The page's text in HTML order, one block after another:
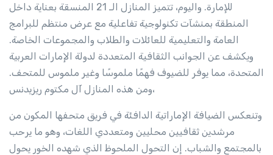
للإمارة.
واليوم، تتميز المنازل الـ 21 المنسقة بعناية داخل
المنطقة بمنشآت تكنولوجية تفاعلية مع عرض منتظم للبرامج
العامة والتعليمية للعائلات والطلاب والمجموعات الخاصة.
ويكشف عن الجوانب الثقافية المتعددة لدولة الإمارات العربية
المتحدة، مما يوفر للضيوف فهمًا ملموسًا وغير ملموس للمتحف.
ومن هذه المنازل آل مكتوم ريزيدنس،
وتنعكس الضيافة الإماراتية الدافئة في فريق متحفها المكون من
مرشدين ثقافيين محليين ومتعددي اللغات، وهو ما يرحب
بالمجتمع والشباب. إن التحول الملحوظ الذي شهده الخور يحول